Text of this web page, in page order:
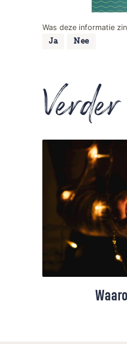
Was deze informatie
Ja Nee